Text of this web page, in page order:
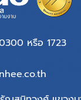
หรือ 1723